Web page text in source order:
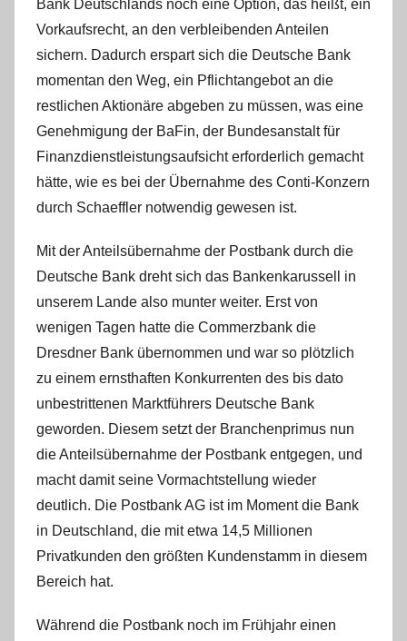
Bank Deutschlands noch eine Option, das heißt, ein
Vorkaufsrecht, an den verbleibenden Anteilen
sichern. Dadurch erspart sich die Deutsche Bank
momentan den Weg, ein Pflichtangebot an die
restlichen Aktionäre abgeben zu müssen, was eine
Genehmigung der BaFin, der Bundesanstalt für
Finanzdienstleistungsaufsicht erforderlich gemacht
hätte, wie es bei der Übernahme des Conti-Konzern
durch Schaeffler notwendig gewesen ist.
Mit der Anteilsübernahme der Postbank durch die
Deutsche Bank dreht sich das Bankenkarussell in
unserem Lande also munter weiter. Erst von
wenigen Tagen hatte die Commerzbank die
Dresdner Bank übernommen und war so plötzlich
zu einem ernsthaften Konkurrenten des bis dato
unbestrittenen Marktführers Deutsche Bank
geworden. Diesem setzt der Branchenprimus nun
die Anteilsübernahme der Postbank entgegen, und
macht damit seine Vormachtstellung wieder
deutlich. Die Postbank AG ist im Moment die Bank
in Deutschland, die mit etwa 14,5 Millionen
Privatkunden den größten Kundenstamm in diesem
Bereich hat.
Während die Postbank noch im Frühjahr einen